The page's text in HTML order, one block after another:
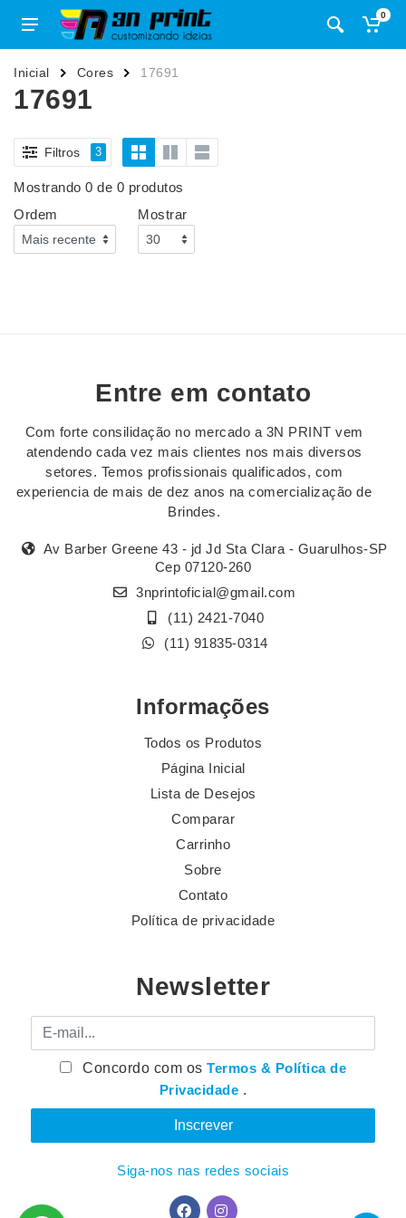
0
Inicial Cores 17691
17691
Filtros 3
Mostrando 0 de 0 produtos
Ordem
Mostrar
Entre em contato
Com forte consilidação no mercado a 3N PRINT vem
atendendo cada vez mais clientes nos mais diversos
setores. Temos profissionais qualificados, com
experiencia de mais de dez anos na comercialização de
Brindes.
Av Barber Greene 43 - jd Jd Sta Clara - Guarulhos-SP
Cep 07120-260
3nprintoficial@gmail.com
(11) 2421-7040
(11) 91835-0314
Informações
Todos os Produtos
Página Inicial
Lista de Desejos
Comparar
Carrinho
Sobre
Contato
Política de privacidade
Newsletter
E-mail
Concordo com osTermos & Política de
Privacidade .
Siga-nos nas redes sociais